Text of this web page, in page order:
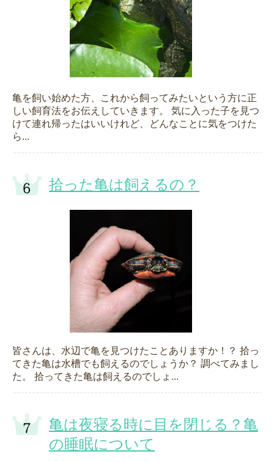
亀を飼い始めた方、これから飼ってみたいという方に正
しい飼育法をお伝えしていきます。 気に入った子を見つ
けて連れ帰ったはいいけれど、どんなことに気をつけた
ら...
拾った亀は飼えるの？
皆さんは、水辺で亀を見つけたことありますか！？ 拾っ
てきた亀は水槽でも飼えるのでしょうか？ 調べてみまし
た。 拾ってきた亀は飼えるのでしょ...
亀は夜寝る時に目を閉じる？亀
の睡眠について